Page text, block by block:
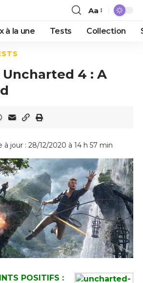
Aa
à la une Tests Collection
Uncharted 4 : A
à jour : 28/12/2020 à 14 h 57 min
POSITIFS :